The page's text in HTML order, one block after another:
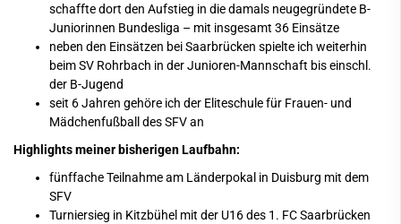
schaffte dort den Aufstieg in die damals neugegründete B-
Juniorinnen Bundesliga – mit insgesamt 36 Einsätze
neben den Einsätzen bei Saarbrücken spielte ich weiterhin
beim SV Rohrbach in der Junioren-Mannschaft bis einschl.
der B-Jugend
seit 6 Jahren gehöre ich der Eliteschule für Frauen- und
Mädchenfußball des SFV an
Highlights meiner bisherigen Laufbahn:
fünffache Teilnahme am Länderpokal in Duisburg mit dem
SFV
Turniersieg in Kitzbühel mit der U16 des 1. FC Saarbrücken